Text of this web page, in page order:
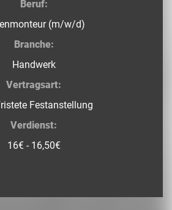
Beruf:
(m/w/d)
Branche:
Handwerk
Vertragsart:
Festanstellung
Verdienst:
16€ - 16,50€